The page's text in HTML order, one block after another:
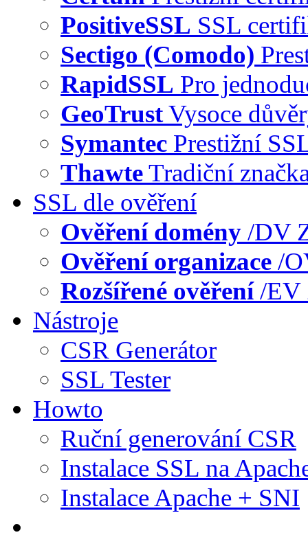
PositiveSSL SSL
Sectigo (Comodo)
RapidSSL Pro
GeoTrustVysoce
Symantec Prestižní
ThawteTradiční
SSL dle ověření
Ověření domény /DV
Ověření organizace /
Rozšířené ověření/EV
Nástroje
CSR Generátor
SSL Tester
Howto
Ruční generování CSR
Instalace SSL na
Instalace Apache + SNI